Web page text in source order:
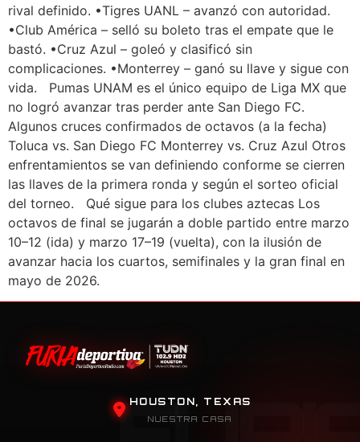
rival definido. •Tigres UANL – avanzó con autoridad.
•Club América – selló su boleto tras el empate que le
bastó. •Cruz Azul – goleó y clasificó sin
complicaciones. •Monterrey – ganó su llave y sigue con
vida. Pumas UNAM es el único equipo de Liga MX que
no logró avanzar tras perder ante San Diego FC.
Algunos cruces confirmados de octavos (a la fecha)
Toluca vs. San Diego FC Monterrey vs. Cruz Azul Otros
enfrentamientos se van definiendo conforme se cierren
las llaves de la primera ronda y según el sorteo oficial
del torneo. Qué sigue para los clubes aztecas Los
octavos de final se jugarán a doble partido entre marzo
10–12 (ida) y marzo 17–19 (vuelta), con la ilusión de
avanzar hacia los cuartos, semifinales y la gran final en
mayo de 2026.
HOUSTON, TEXAS
NUESTRA CASA